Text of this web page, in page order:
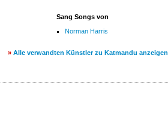
Sang Songs von
Norman Harris
» Alle verwandten Künstler zu Katmandu anzeigen